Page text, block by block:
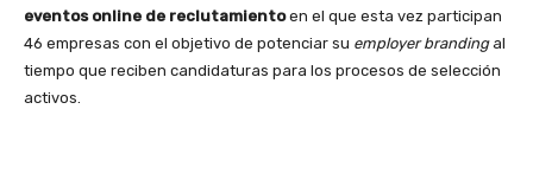
eventos online de reclutamientoen el que esta vez participan
46 empresas con el objetivo de potenciar su employer brandingal
tiempo que reciben candidaturas para los procesos de selección
activos.